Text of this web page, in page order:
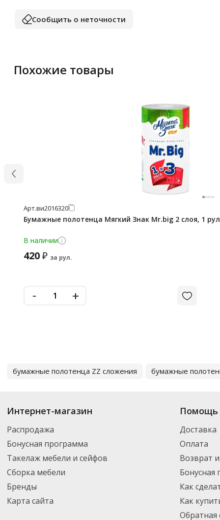
Сообщить о неточности
Похожие товары
Арт.ви2016320
Бумажные полотенца Мягкий Знак Mr.big 2 слоя, 1
В наличии
420₽ за рул.
- +
бумажные полотенца ZZ сложения бумажные
Интернет-магазин
Распродажа
Бонусная программа
Такелаж мебели и сейфов
Сборка мебели
Бренды
Карта сайта
Помощь
Доставка
Оплата
Возврат
Бонусная
Как
Как
Обратная